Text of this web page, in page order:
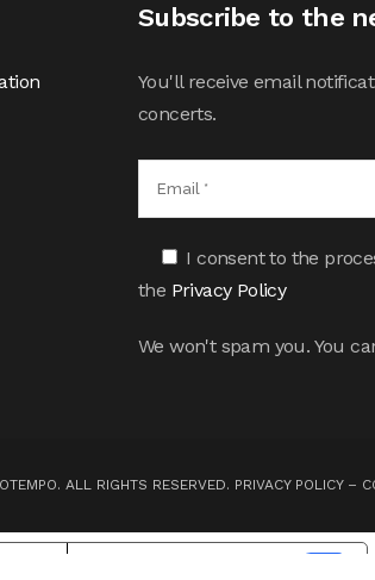
Subscribe to the
You'll receive email
concerts.
I consent to the
the Privacy Policy
We won't spam you. You
ALL RIGHTS RESERVED. PRIVACY POLICY–